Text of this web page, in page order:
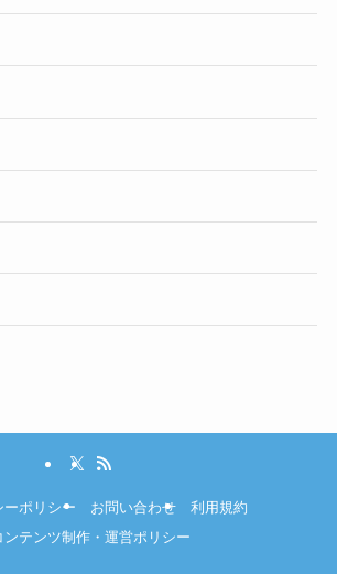
ーポリシー お問い合わせ
利用規約
ンテンツ制作・運営ポリシー